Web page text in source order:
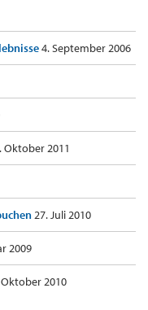
4. September 2006
Oktober 2011
27. Juli 2010
2009
Oktober 2010